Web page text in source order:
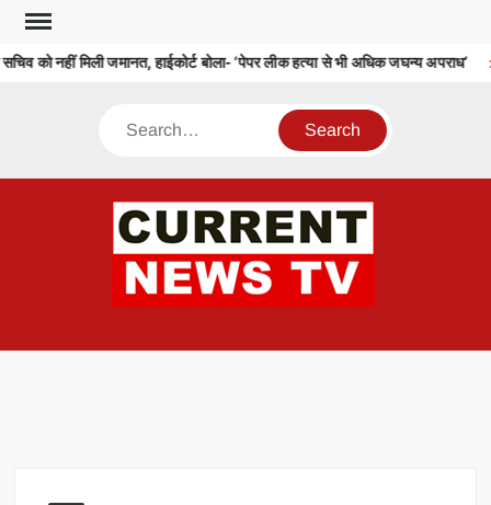
Skip
contentको नहीं मिली जमानत, हाईकोर्ट बोला- ‘पेपर लीक हत्या से भी अधिक जघन्य अपराध’
Search